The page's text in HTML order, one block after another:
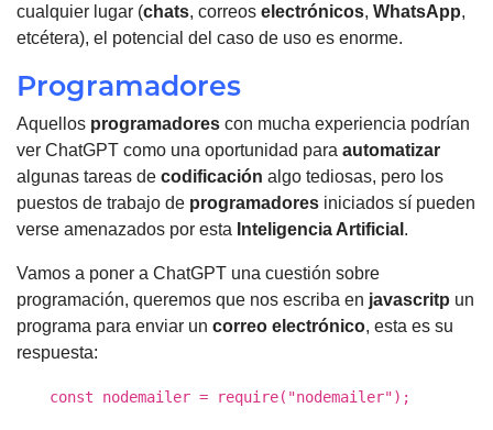
cualquier lugar (chats, correos electrónicos, WhatsApp,
etcétera), el potencial del caso de uso es enorme.
Programadores
Aquellos programadores con mucha experiencia podrían
ver ChatGPT como una oportunidad para automatizar
algunas tareas de codificación algo tediosas, pero los
puestos de trabajo de programadores iniciados sí pueden
verse amenazados por esta Inteligencia Artificial .
Vamos a poner a ChatGPT una cuestión sobre
programación, queremos que nos escriba en javascritp un
programa para enviar un correo electrónico, esta es su
respuesta:
const nodemailer = require("nodemailer");